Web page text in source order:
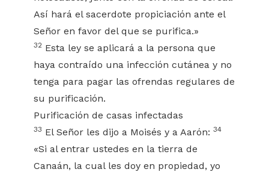
Así hará el sacerdote propiciación ante el
Señor en favor del que se purifica.»
32 Esta ley se aplicará a la persona que
haya contraído una infección cutánea y no
tenga para pagar las ofrendas regulares de
su purificación.
Purificación de casas infectadas
33 El Señor les dijo a Moisés y a Aarón: 34
«Si al entrar ustedes en la tierra de
Canaán, la cual les doy en propiedad, yo